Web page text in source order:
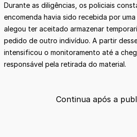
Durante as diligências, os policiais
encomenda havia sido recebida por
alegou ter aceitado armazenar
pedido de outro indivíduo. A partir
intensificou o monitoramento até a
responsável pela retirada do material.
Continua após a